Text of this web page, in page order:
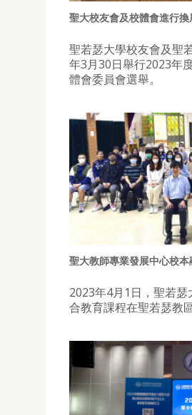
聖大校友會及校體會進行換
聖若瑟大學校友會及聖
年3月30日舉行2023年
體會委員會選舉。
聖大教師專業發展中心校
2023年4月1日，聖若
合教育課程在聖若瑟教